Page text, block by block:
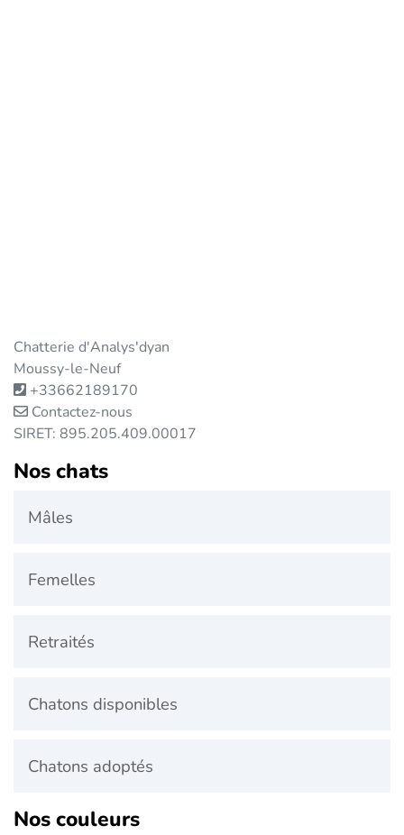
Chatterie d'Analys'dyan
Moussy-le-Neuf
+33662189170
Contactez-nous
SIRET: 895.205.409.00017
Nos chats
Mâles
Femelles
Retraités
Chatons disponibles
Chatons adoptés
Nos couleurs